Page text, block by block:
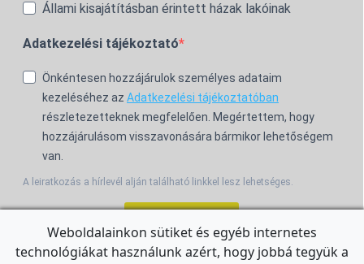
Állami kisajátításban érintett házak lakóinak
Adatkezelési tájékoztató
Önkéntesen hozzájárulok személyes adataim
kezeléséhez az Adatkezelési tájékoztatóban
részletezetteknek megfelelően. Megértettem, hogy
hozzájárulásom visszavonására bármikor lehetőségem
van.
A leiratkozás a hírlevél alján található linkkel lesz lehetséges.
Weboldalainkon sütiket és egyéb internetes
technológiákat használunk azért, hogy jobbá tegyük a